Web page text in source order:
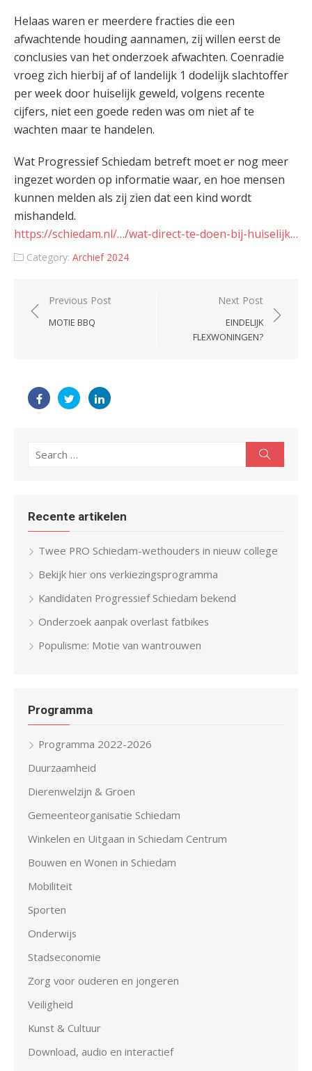
Helaas waren er meerdere fracties die een
afwachtende houding aannamen, zij willen eerst de
conclusies van het onderzoek afwachten. Coenradie
vroeg zich hierbij af of landelijk 1 dodelijk slachtoffer
per week door huiselijk geweld, volgens recente
cijfers, niet een goede reden was om niet af te
wachten maar te handelen.
Wat Progressief Schiedam betreft moet er nog meer
ingezet worden op informatie waar, en hoe mensen
kunnen melden als zij zien dat een kind wordt
mishandeld.
https://schiedam.nl/…/wat-direct-te-doen-bij-huiselijk…
Category: Archief 2024
Post
navigation
Previous Post
MOTIE BBQ
Next Post
EINDELIJK
FLEXWONINGEN?
for:
Recente artikelen
Twee PRO Schiedam-wethouders in nieuw college
Bekijk hier ons verkiezingsprogramma
Kandidaten Progressief Schiedam bekend
Onderzoek aanpak overlast fatbikes
Populisme: Motie van wantrouwen
Programma
Programma 2022-2026
Duurzaamheid
Dierenwelzijn & Groen
Gemeenteorganisatie Schiedam
Winkelen en Uitgaan in Schiedam Centrum
Bouwen en Wonen in Schiedam
Mobiliteit
Sporten
Onderwijs
Stadseconomie
Zorg voor ouderen en jongeren
Veiligheid
Kunst & Cultuur
Download, audio en interactief